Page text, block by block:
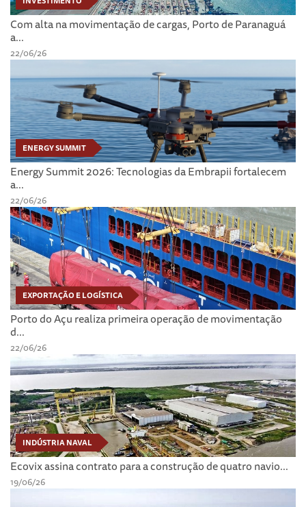
Com alta na movimentação de cargas, Porto de Paranaguá
a...
22/06/26
ENERGY SUMMIT
Energy Summit 2026: Tecnologias da Embrapii fortalecem
a...
22/06/26
EXPORTAÇÃO E LOGÍSTICA
Porto do Açu realiza primeira operação de movimentação
d...
22/06/26
INDÚSTRIA NAVAL
Ecovix assina contrato para a construção de quatro navio...
19/06/26